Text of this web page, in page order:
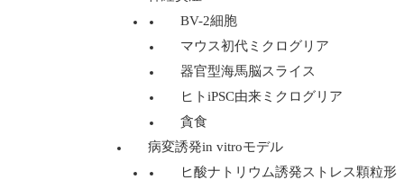
BV-2細胞
マウス初代ミクログリア
器官型海馬脳スライス
ヒトiPSC由来ミクログリア
貪食
病変誘発in vitroモデル
ヒ酸ナトリウム誘発ストレス顆粒形